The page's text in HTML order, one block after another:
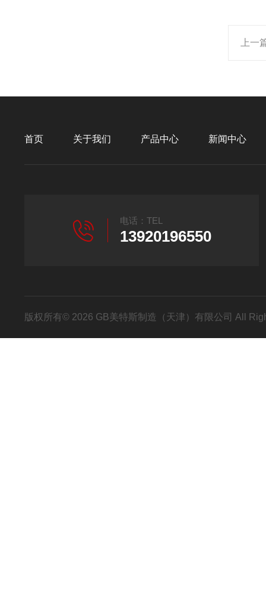
上一
首页 关于我们 产品中心 新闻中心
电话：TEL
13920196550
版权所有© 2026 GB美特斯制造（天津）有限公司 All